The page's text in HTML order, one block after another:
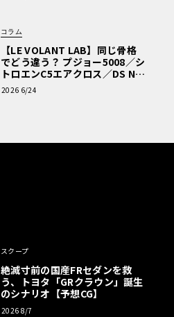
コラム
【LE VOLANT LAB】同じ骨格
でどう違う？ プジョー5008／シ
トロエンC5エアクロス／DS Nº4
読者一気乗りレポート
2026 6/24
スクープ
絶滅寸前の国産FRセダンを救
う、トヨタ「GRクラウン」誕生
のシナリオ【予想CG】
2026 8/7